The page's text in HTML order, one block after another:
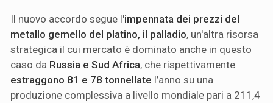
Il nuovo accordo segue l'impennata dei prezzi del
metallo gemello del platino, il palladio, un'altra risorsa
strategica il cui mercato è dominato anche in questo
caso da Russia e Sud Africa, che rispettivamente
estraggono 81 e 78 tonnellate l’anno su una
produzione complessiva a livello mondiale pari a 211,4